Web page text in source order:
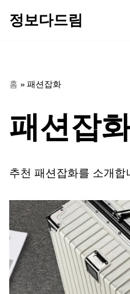
로
건
뛰
기
정보다드림
홈 » 패션잡화
패션잡
추천 패션잡화를 소개합